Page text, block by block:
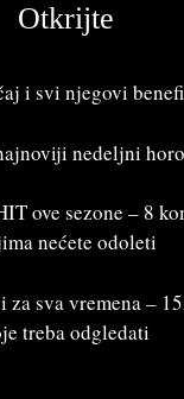
Otkrijte
i svi njegovi
nedeljni
ove sezone – 8
nećete odoleti
sva vremena –
treba odgledati